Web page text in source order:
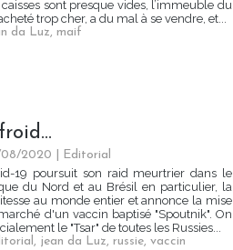
sont presque vides, l’immeuble du
trop cher, a du mal à se vendre, et...
da Luz, maif
08/2020
Editorial
19 poursuit son raid meurtrier dans le
du Nord et au Brésil en particulier, la
au monde entier et annonce la mise
d'un vaccin baptisé "Spoutnik". On
le "Tsar" de toutes les Russies...
, jean da Luz, russie, vaccin